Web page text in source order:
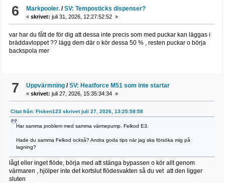
6 Markpooler. /SV: Temposticks dispenser?
«skrivet: juli 31, 2026, 12:27:52:52 »
var har du fått de för dig att dessa inte precis som med puckar kan läggas i
bräddavloppet ?? lägg dem där o kör dessa 50 % , resten puckar o börja
backspola mer
7 Uppvärmning /SV: Heatforce M51 som inte startar
«skrivet: juli 27, 2026, 15:35:34:34 »
Citat från: Fisken123 skrivet juli 27, 2026, 13:25:58:58
Har samma problem med samma värmepump. Felkod E3.
Hade du samma Felkod också? Andra goda tips när jag ska försöka mig på
lagning?
lågt eller inget flöde, börja med att stänga bypassen o kör allt genom
värmaren , hjölper inte det kortslut flödesvakten så du vet att den ligger
sluten